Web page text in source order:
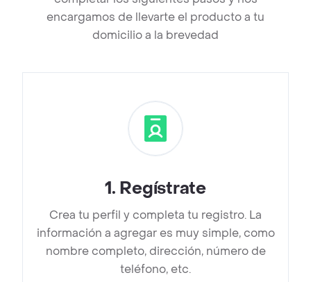
encargamos de llevarte el producto a tu
domicilio a la brevedad
1. Regístrate
Crea tu perfil y completa tu registro. La
información a agregar es muy simple, como
nombre completo, dirección, número de
teléfono, etc.